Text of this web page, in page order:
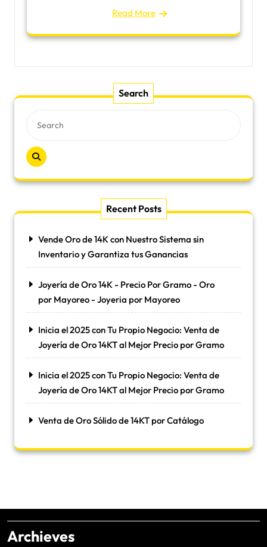
Read More
Search
Recent Posts
Vende Oro de 14K con Nuestro Sistema sin
Inventario y Garantiza tus Ganancias
Joyería de Oro 14K - Precio Por Gramo - Oro
por Mayoreo - Joyeria por Mayoreo
Inicia el 2025 con Tu Propio Negocio: Venta de
Joyería de Oro 14KT al Mejor Precio por Gramo
Inicia el 2025 con Tu Propio Negocio: Venta de
Joyería de Oro 14KT al Mejor Precio por Gramo
Venta de Oro Sólido de 14KT por Catálogo
Archieves